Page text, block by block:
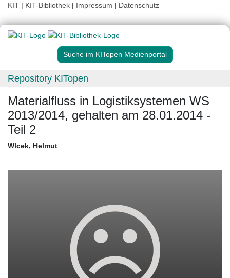
KIT | KIT-Bibliothek | Impressum | Datenschutz
Suche im KITopen Medienportal
Repository KITopen
Materialfluss in Logistiksystemen WS
2013/2014, gehalten am 28.01.2014 -
Teil 2
Wlcek, Helmut